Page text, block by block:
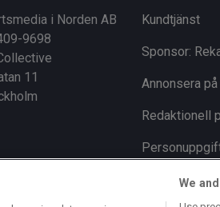
i Norden AB
9698
11
Kundtjänst
Sponsor:
Annonsera
Redaktionell
Cookiepolicy
We